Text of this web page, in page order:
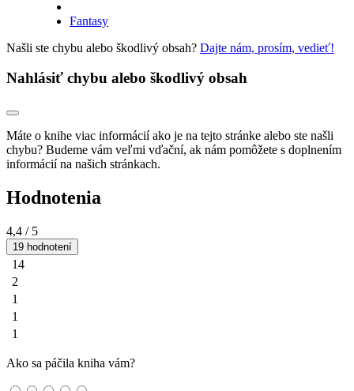
Fantasy
Našli ste chybu alebo škodlivý obsah? Dajte nám, prosím, vedieť!
Nahlásiť chybu alebo škodlivý obsah
Máte o knihe viac informácií ako je na tejto stránke alebo ste našli
chybu? Budeme vám veľmi vďační, ak nám pomôžete s doplnením
informácií na našich stránkach.
Hodnotenia
4,4 / 5
19 hodnotení
14
2
1
1
1
Ako sa páčila kniha vám?